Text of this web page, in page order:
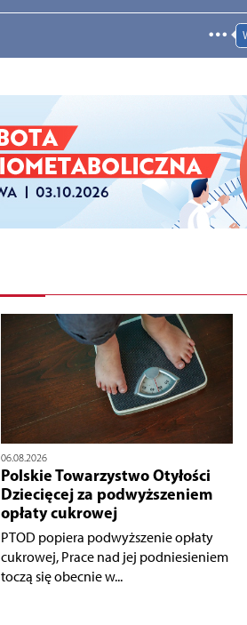
06.08.2026
Polskie Towarzystwo Otyłości
Dziecięcej za podwyższeniem
opłaty cukrowej
PTOD popiera podwyższenie opłaty
cukrowej, Prace nad jej podniesieniem
toczą się obecnie w...